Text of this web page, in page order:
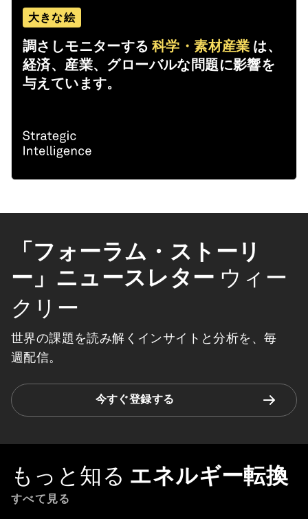
大きな絵
調さしモニターする 科学・素材産業 は、
経済、産業、グローバルな問題に影響を
与えています。
「フォーラム・ストーリ
ー」ニュースレター ウィー
クリー
世界の課題を読み解くインサイトと分析を、毎
週配信。
今すぐ登録する
もっと知る エネルギー転換
すべて見る